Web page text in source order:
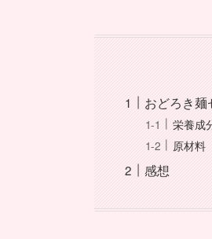
おどろき
栄養成
原材料
感想